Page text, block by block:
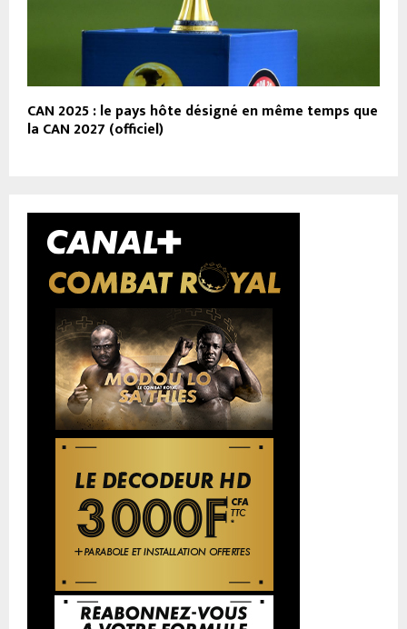
CAN 2025 : le pays hôte désigné en même temps que
la CAN 2027 (officiel)